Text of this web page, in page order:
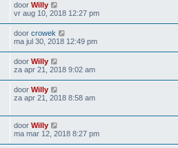
door Willy
vr aug 10, 2018 12:27 pm
door crowek
ma jul 30, 2018 12:49 pm
door Willy
za apr 21, 2018 9:02 am
door Willy
za apr 21, 2018 8:58 am
door Willy
ma mar 12, 2018 8:27 pm